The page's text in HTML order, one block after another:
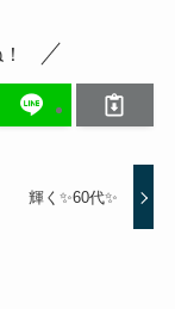
輝く✨60代✨